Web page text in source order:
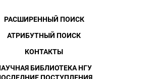
РАСШИРЕННЫЙ ПОИСК
АТРИБУТНЫЙ ПОИСК
КОНТАКТЫ
БИБЛИОТЕКА НГУ